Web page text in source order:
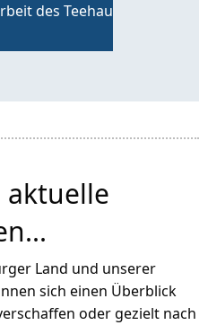
des Teehaus
Land,
der Region.
aktuelle
Land und unserer
sich einen Überblick
oder gezielt nach